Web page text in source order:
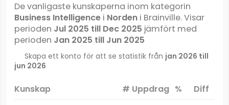
De vanligaste kunskaperna inom kategorin
Business Intelligencei Nordeni Brainville. Visar
perioden Jul 2025 till Dec 2025 jämfört med
perioden Jan 2025 till Jun 2025
Skapa ett konto för att se statistik från jan 2026 till
jun 2026
Kunskap # Uppdrag %
Diff